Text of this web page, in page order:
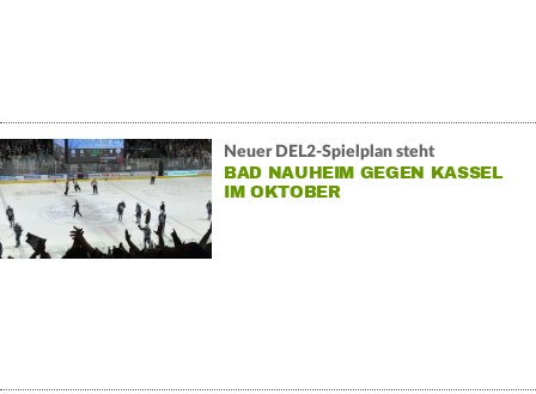
Neuer DEL2-Spielplan steht
BAD NAUHEIM GEGEN KASSEL
IM OKTOBER